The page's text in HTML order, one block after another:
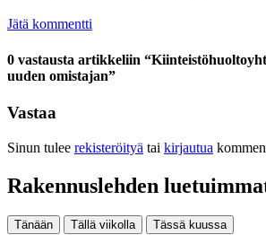
Jätä kommentti
0 vastausta artikkeliin
uuden omistajan”
Vastaa
Sinun tulee rekisteröityä tai kirjautua
Rakennuslehden
Tänään Tällä viikolla Tässä kuussa